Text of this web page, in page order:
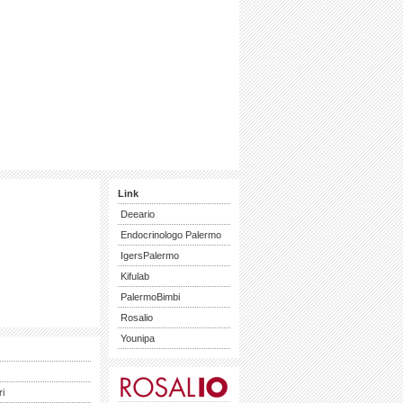
Link
Deeario
Endocrinologo Palermo
IgersPalermo
Kifulab
PalermoBimbi
Rosalio
Younipa